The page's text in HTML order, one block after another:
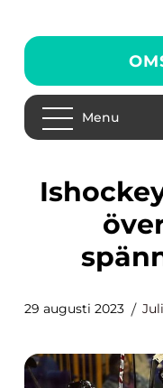
Menu
Ishockey OS damer: En
29 augusti 2023